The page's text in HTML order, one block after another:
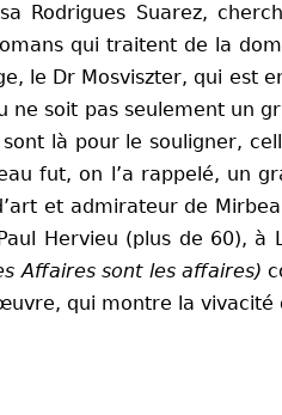
Rodrigues Suarez,
qui traitent de la
le Dr Mosviszter, qui est
ne soit pas seulement un
là pour le souligner,
fut, on l’a rappelé, un
et admirateur de
Hervieu (plus de 60),
Affaires sont les affaires)
qui montre la vivacité